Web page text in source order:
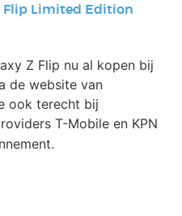
Flip Limited Edition
Z Flip nu al kopen bij
de website van
ook terecht bij
T-Mobile en KPN